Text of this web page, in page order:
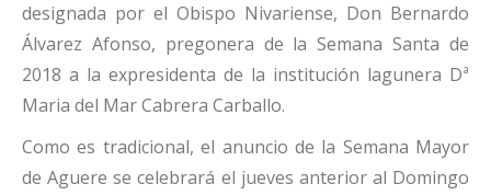
designada por el Obispo Nivariense, Don Bernardo
Álvarez Afonso, pregonera de la Semana Santa de
2018 a la expresidenta de la institución lagunera Dª
Maria del Mar Cabrera Carballo.
Como es tradicional, el anuncio de la Semana Mayor
de Aguere se celebrará el jueves anterior al Domingo